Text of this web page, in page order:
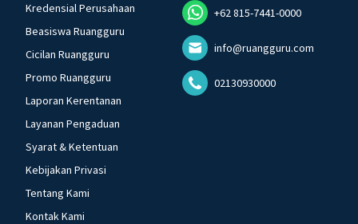
Kredensial Perusahaan
Beasiswa Ruangguru
Cicilan Ruangguru
Promo Ruangguru
Laporan Kerentanan
Layanan Pengaduan
Syarat & Ketentuan
Kebijakan Privasi
Tentang Kami
Kontak Kami
+62 815-7441-0000
info@ruangguru.com
02130930000